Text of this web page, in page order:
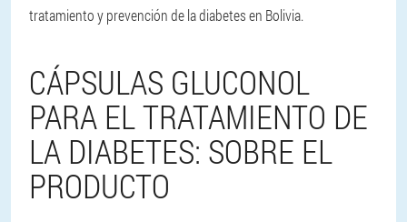
tratamiento y prevención de la diabetes en Bolivia.
CÁPSULAS GLUCONOL
PARA EL TRATAMIENTO DE
LA DIABETES: SOBRE EL
PRODUCTO